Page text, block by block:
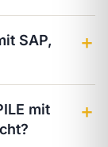
SAP,
＋
mit
＋